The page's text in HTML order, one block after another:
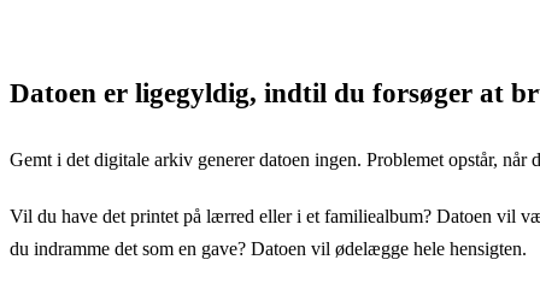
Datoen er ligegyldig, indtil du forsøger at
Gemt i det digitale arkiv generer datoen ingen. Problemet opstår,
Vil du have det printet på lærred eller i et familiealbum? Datoen vil
du indramme det som en gave? Datoen vil ødelægge hele hensigten.